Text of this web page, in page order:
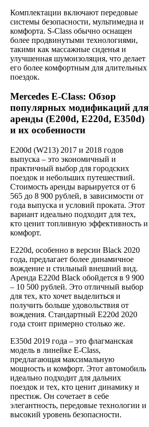
Комплектации включают передовые
системы безопасности, мультимедиа и
комфорта. S-Class обычно оснащен
более продвинутыми технологиями,
такими как массажные сиденья и
улучшенная шумоизоляция, что делает
его более комфортным для длительных
поездок.
Mercedes E-Class: Обзор
популярных модификаций для
аренды (E200d, E220d, E350d)
и их особенности
E200d (W213) 2017 и 2018 годов
выпуска – это экономичный и
практичный выбор для городских
поездок и небольших путешествий.
Стоимость аренды варьируется от 6
565 до 8 900 рублей, в зависимости от
года выпуска и условий проката. Этот
вариант идеально подходит для тех,
кто ценит топливную эффективность и
комфорт.
E220d, особенно в версии Black 2020
года, предлагает более динамичное
вождение и стильный внешний вид.
Аренда E220d Black обойдется в 9 900
‒ 10 500 рублей. Это отличный выбор
для тех, кто хочет выделиться и
получить больше удовольствия от
вождения. Стандартный E220d 2020
года стоит примерно столько же.
E350d 2019 года – это флагманская
модель в линейке E-Class,
предлагающая максимальную
мощность и комфорт. Этот автомобиль
идеально подходит для дальних
поездок и тех, кто ценит динамику и
престиж. Он сочетает в себе
элегантность, передовые технологии и
высокий уровень безопасности.